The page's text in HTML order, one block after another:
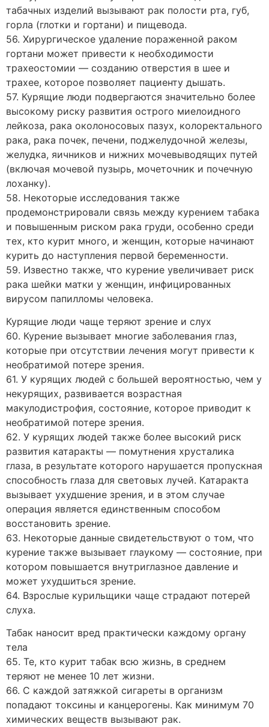
табачных изделий вызывают рак полости рта, губ,
горла (глотки и гортани) и пищевода.
56. Хирургическое удаление пораженной раком
гортани может привести к необходимости
трахеостомии — созданию отверстия в шее и
трахее, которое позволяет пациенту дышать.
57. Курящие люди подвергаются значительно более
высокому риску развития острого миелоидного
лейкоза, рака околоносовых пазух, колоректального
рака, рака почек, печени, поджелудочной железы,
желудка, яичников и нижних мочевыводящих путей
(включая мочевой пузырь, мочеточник и почечную
лоханку).
58. Некоторые исследования также
продемонстрировали связь между курением табака
и повышенным риском рака груди, особенно среди
тех, кто курит много, и женщин, которые начинают
курить до наступления первой беременности.
59. Известно также, что курение увеличивает риск
рака шейки матки у женщин, инфицированных
вирусом папилломы человека.
Курящие люди чаще теряют зрение и слух
60. Курение вызывает многие заболевания глаз,
которые при отсутствии лечения могут привести к
необратимой потере зрения.
61. У курящих людей с большей вероятностью, чем у
некурящих, развивается возрастная
макулодистрофия, состояние, которое приводит к
необратимой потере зрения.
62. У курящих людей также более высокий риск
развития катаракты — помутнения хрусталика
глаза, в результате которого нарушается пропускная
способность глаза для световых лучей. Катаракта
вызывает ухудшение зрения, и в этом случае
операция является единственным способом
восстановить зрение.
63. Некоторые данные свидетельствуют о том, что
курение также вызывает глаукому — состояние, при
котором повышается внутриглазное давление и
может ухудшиться зрение.
64. Взрослые курильщики чаще страдают потерей
слуха.
Табак наносит вред практически каждому органу
тела
65. Те, кто курит табак всю жизнь, в среднем
теряют не менее 10 лет жизни.
66. С каждой затяжкой сигареты в организм
попадают токсины и канцерогены. Как минимум 70
химических веществ вызывают рак.